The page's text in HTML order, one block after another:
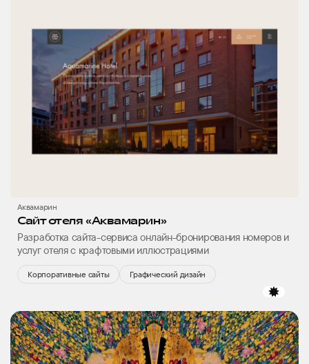
Аквамарин
Сайт отеля «Аквамарин»
Разработка сайта-сервиса онлайн-бронирования номеров и
услуг отеля с крафтовыми иллюстрациями
Корпоративные сайты Графический дизайн